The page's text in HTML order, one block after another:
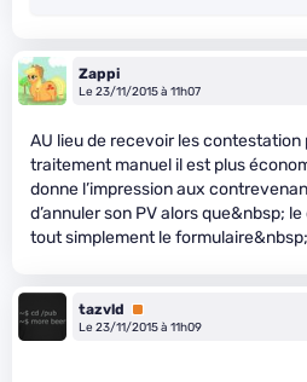
Zappi
Le 23/11/2015 à 11h07
AU lieu de recevoir les contestation
traitement manuel il est plus
donne l’impression aux
d’annuler son PV alors que&nbsp;
tout simplement le
tazvld
Premium
Le 23/11/2015 à 11h09